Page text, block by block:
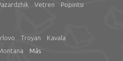
Vetren
Popintsi
Troyan
Kavala
Más